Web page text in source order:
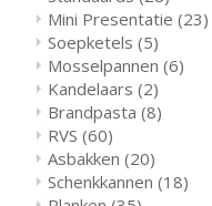
Mini Presentatie (23)
Soepketels (5)
Mosselpannen (6)
Kandelaars (2)
Brandpasta (8)
RVS (60)
Asbakken (20)
Schenkkannen (18)